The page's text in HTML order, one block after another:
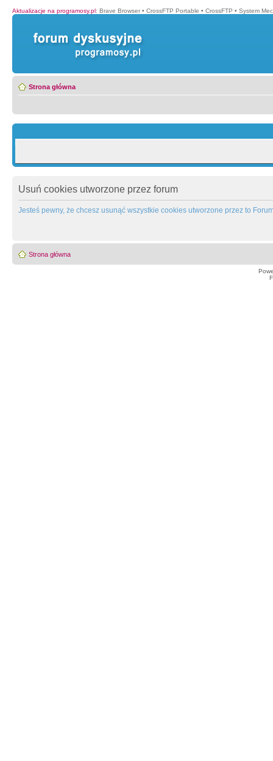
Aktualizacje na programosy.pl: Brave Browser • CrossFTP Portable • CrossFTP • System
Strona główna
Usuń cookies utworzone przez forum
Jesteś pewny, że chcesz usunąć wszystkie cookies utworzone przez to
Strona główna